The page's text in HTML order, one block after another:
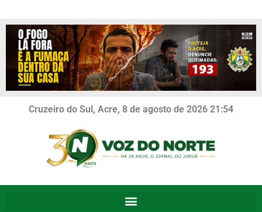
Cruzeiro do Sul, Acre, 8 de agosto de 2026 21:54